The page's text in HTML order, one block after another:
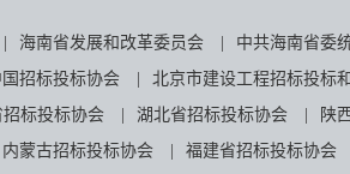
海南省发展和改革委员会 中共海南省委
国招标投标协会 北京市建设工程招标投标
招标投标协会 湖北省招标投标协会 陕
内蒙古招标投标协会 福建省招标投标协会